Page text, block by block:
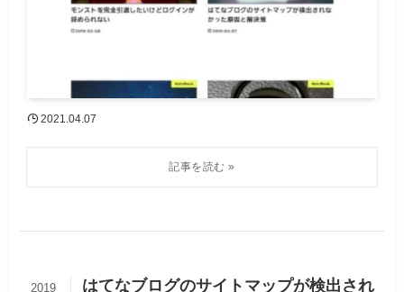
2021.04.07
はてなブログのサイトマップが検出され
2019